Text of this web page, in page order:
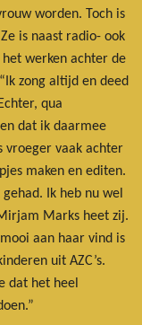
worden. Toch is
is naast radio- ook
werken achter de
zong altijd en deed
qua
dat ik daarmee
vroeger vaak achter
maken en editen.
Ik heb nu wel
Marks heet zij.
aan haar vind is
uit AZC’s.
dat het heel